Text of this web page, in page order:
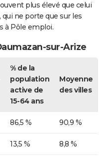
plus élevé que celui
ne porte que sur les
à Pôle emploi.
sur-Arize
% de la
population
active de
15-64 ans
Moyenne
des villes
86,5 % 90,9 %
13,5 % 8,8 %